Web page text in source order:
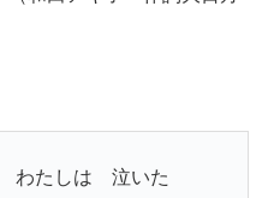
わたしは 泣いた